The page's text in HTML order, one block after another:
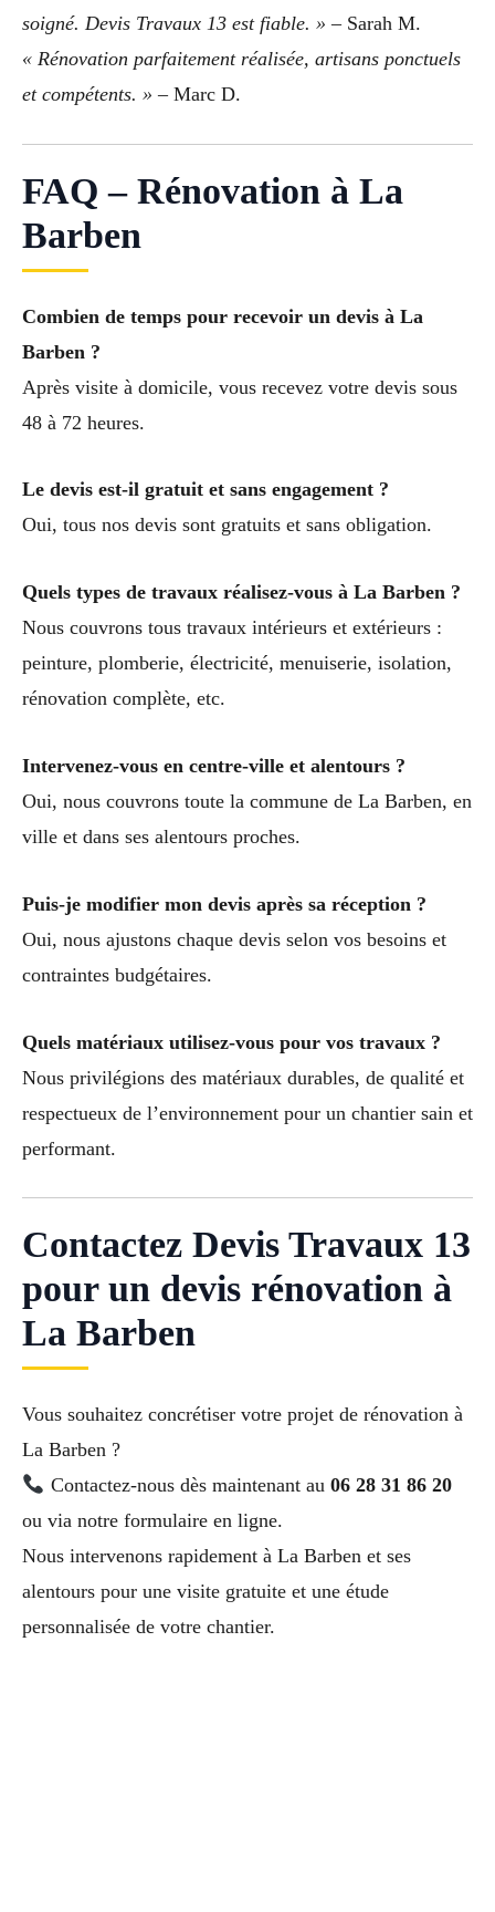
soigné. Devis Travaux 13 est fiable. » – Sarah M.
« Rénovation parfaitement réalisée, artisans ponctuels
et compétents. » – Marc D.
FAQ – Rénovation à La
Barben
Combien de temps pour recevoir un devis à La
Barben ?
Après visite à domicile, vous recevez votre devis sous
48 à 72 heures.
Le devis est-il gratuit et sans engagement ?
Oui, tous nos devis sont gratuits et sans obligation.
Quels types de travaux réalisez-vous à La Barben ?
Nous couvrons tous travaux intérieurs et extérieurs :
peinture, plomberie, électricité, menuiserie, isolation,
rénovation complète, etc.
Intervenez-vous en centre-ville et alentours ?
Oui, nous couvrons toute la commune de La Barben, en
ville et dans ses alentours proches.
Puis-je modifier mon devis après sa réception ?
Oui, nous ajustons chaque devis selon vos besoins et
contraintes budgétaires.
Quels matériaux utilisez-vous pour vos travaux ?
Nous privilégions des matériaux durables, de qualité et
respectueux de l’environnement pour un chantier sain et
performant.
Contactez Devis Travaux 13
pour un devis rénovation à
La Barben
Vous souhaitez concrétiser votre projet de rénovation à
La Barben ?
Contactez-nous dès maintenant au 06 28 31 86 20
ou via notre formulaire en ligne.
Nous intervenons rapidement à La Barben et ses
alentours pour une visite gratuite et une étude
personnalisée de votre chantier.